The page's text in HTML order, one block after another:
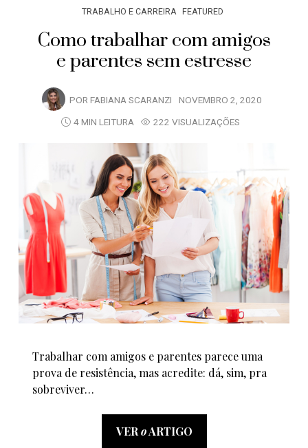
TRABALHO E CARREIRA FEATURED
Como trabalhar com amigos
e parentes sem estresse
POR FABIANA SCARANZI NOVEMBRO 2, 2020
4 MIN LEITURA
222 VISUALIZAÇÕES
Trabalhar com amigos e parentes parece uma
prova de resistência, mas acredite: dá, sim, pra
sobreviver…
VER oARTIGO